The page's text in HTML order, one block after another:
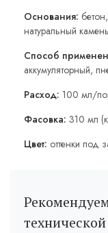
Основания:
натуральный
Способ
аккумуляторный,
Расход: 100 мл/
Фасовка: 310 мл
Цвет: оттенки под